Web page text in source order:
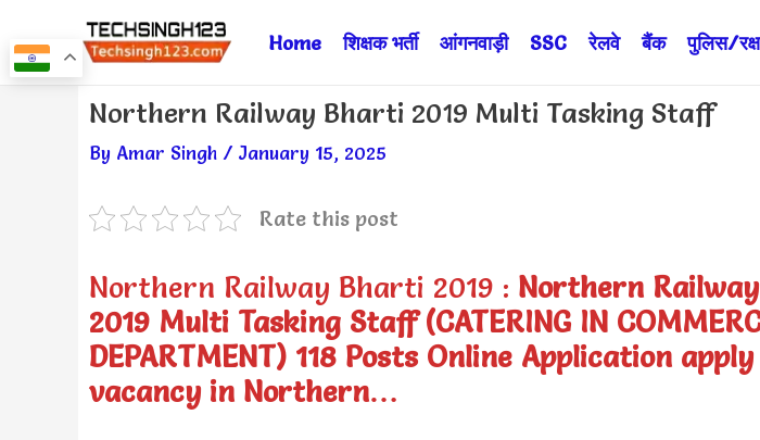
to
Home शिक्षक भर्ती आंगनवाड़ी SSC रेलवे बैंक पुलिस/
Northern Railway Bharti 2019 Multi Tasking Staff
By Amar Singh / January 15, 2025
Rate this post
Northern Railway Bharti 2019 : Northern
2019 Multi Tasking Staff (CATERING IN
DEPARTMENT) 118 Posts Online Application
vacancy in Northern…
Post